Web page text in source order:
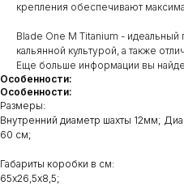
крепления обеспечивают
Blade One M Titanium - идеальный
кальянной культурой, а также
Еще больше информации вы
Особенности:
Особенности:
Размеры:
Внутренний диаметр шахты 12мм;​
60 см;
Габариты коробки в см:
65х26,5х8,5;